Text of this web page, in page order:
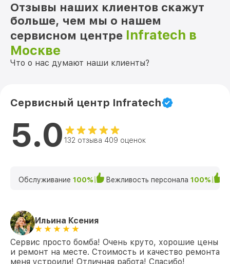
Прошивка (Обновление ПО) IT-124CP
Infratech
от 450₽
Отзывы наших клиентов скажут
больше, чем мы о нашем
сервисном центре Infratech в
Москве
Что о нас думают наши клиенты?
Сервисный центр Infratech
5.0 132 отзыва 409 оценок
Обслуживание 100% Вежливость персонала 100%
Ильина Ксения
Сервис просто бомба! Очень круто, хорошие цены
и ремонт на месте. Стоимость и качество ремонта
меня устроили! Отличная работа! Спасибо!